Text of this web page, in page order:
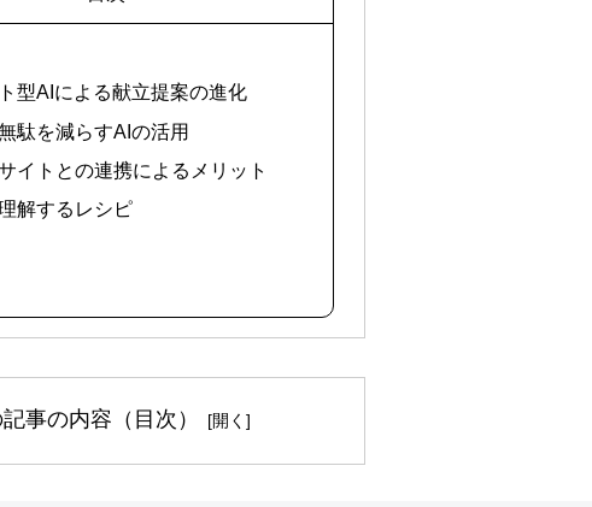
型AIによる献立提案の進化
駄を減らすAIの活用
イトとの連携によるメリット
解するレシピ
事の内容（目次）